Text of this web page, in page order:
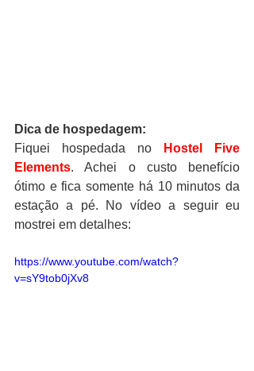
Dica de hospedagem:
Fiquei hospedada no
Hostel Five
Elements. Achei o custo benefício
ótimo e fica somente há 10 minutos da
estação a pé. No vídeo a seguir eu
mostrei em detalhes:
https://www.youtube.com/watch?
v=sY9tob0jXv8